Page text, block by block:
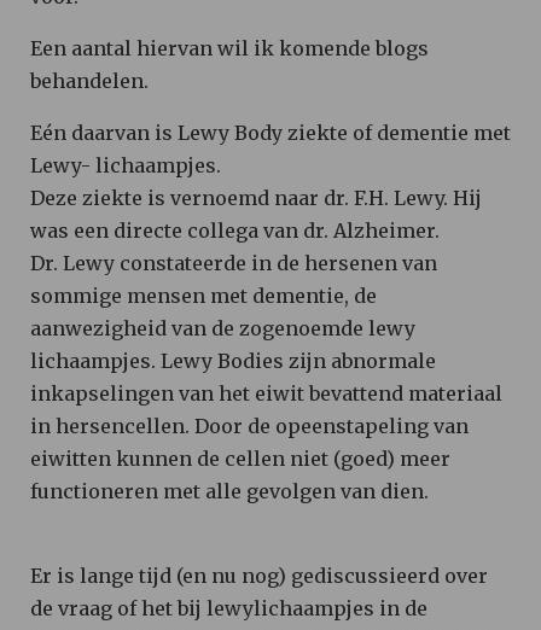
Een aantal hiervan wil ik komende blogs
behandelen.
Eén daarvan is Lewy Body ziekte of dementie met
Lewy- lichaampjes.
Deze ziekte is vernoemd naar dr. F.H. Lewy. Hij
was een directe collega van dr. Alzheimer.
Dr. Lewy constateerde in de hersenen van
sommige mensen met dementie, de
aanwezigheid van de zogenoemde lewy
lichaampjes. Lewy Bodies zijn abnormale
inkapselingen van het eiwit bevattend materiaal
in hersencellen. Door de opeenstapeling van
eiwitten kunnen de cellen niet (goed) meer
functioneren met alle gevolgen van dien.
Er is lange tijd (en nu nog) gediscussieerd over
de vraag of het bij lewylichaampjes in de